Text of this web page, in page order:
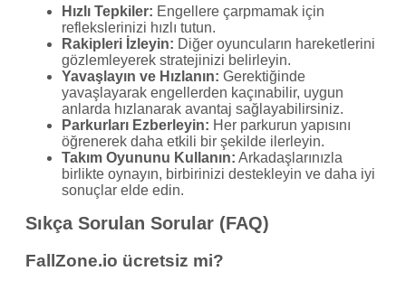
Hızlı Tepkiler: Engellere çarpmamak için
reflekslerinizi hızlı tutun.
Rakipleri İzleyin: Diğer oyuncuların hareketlerini
gözlemleyerek stratejinizi belirleyin.
Yavaşlayın ve Hızlanın: Gerektiğinde
yavaşlayarak engellerden kaçınabilir, uygun
anlarda hızlanarak avantaj sağlayabilirsiniz.
Parkurları Ezberleyin: Her parkurun yapısını
öğrenerek daha etkili bir şekilde ilerleyin.
Takım Oyununu Kullanın: Arkadaşlarınızla
birlikte oynayın, birbirinizi destekleyin ve daha iyi
sonuçlar elde edin.
Sıkça Sorulan Sorular (FAQ)
FallZone.io ücretsiz mi?